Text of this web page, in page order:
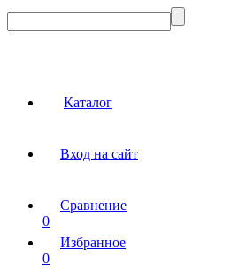
Каталог
Вход на сайт
Сравнение
0
Избранное
0